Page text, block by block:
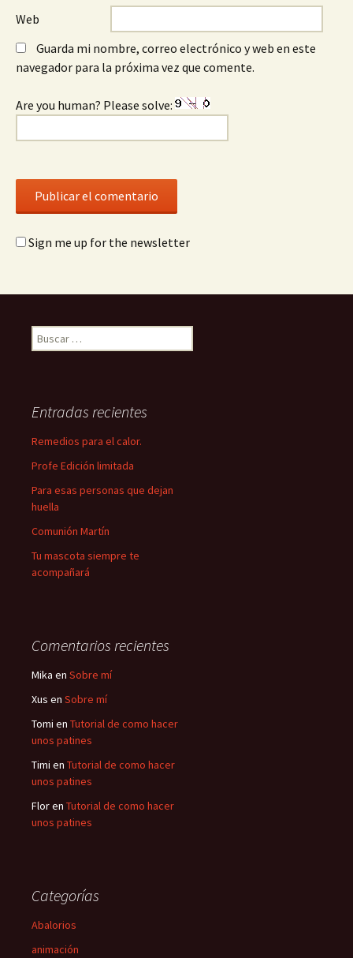
Web
Guarda mi nombre, correo electrónico y web en este
navegador para la próxima vez que comente.
Are you human? Please solve:
Sign me up for the newsletter
Buscar:
Entradas recientes
Remedios para el calor.
Profe Edición limitada
Para esas personas que dejan
huella
Comunión Martín
Tu mascota siempre te
acompañará
Comentarios recientes
Mika en Sobre mí
Xus en Sobre mí
Tomi en Tutorial de como hacer
unos patines
Timi en Tutorial de como hacer
unos patines
Floren Tutorial de como hacer
unos patines
Categorías
Abalorios
animación